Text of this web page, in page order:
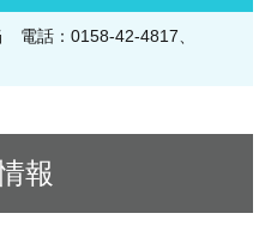
電話：0158-42-4817、
報